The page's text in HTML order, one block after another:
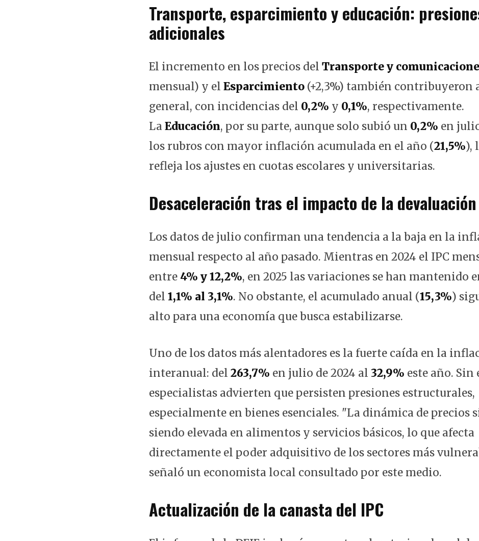
Transporte, esparcimiento y educación:
adicionales
El incremento en los precios del Transporte y
mensual) y el Esparcimiento (+2,3%) también contribuyeron
general, con incidencias del 0,2% y 0,1%, respectivamente.
LaEducación, por su parte, aunque solo subió un 0,2% en
los rubros con mayor inflación acumulada en el año (21,5%),
refleja los ajustes en cuotas escolares y universitarias.
Desaceleración tras el impacto de la devaluación
Los datos de julio confirman una tendencia a la baja en la
mensual respecto al año pasado. Mientras en 2024 el IPC
entre4% y 12,2%, en 2025 las variaciones se han mantenido
del 1,1% al 3,1%. No obstante, el acumulado anual (15,3%)
alto para una economía que busca estabilizarse.
Uno de los datos más alentadores es la fuerte caída en la
interanual: del 263,7% en julio de 2024 al 32,9% este año. Sin
especialistas advierten que persisten presiones estructurales,
especialmente en bienes esenciales. "La dinámica de precios
siendo elevada en alimentos y servicios básicos, lo que afecta
directamente el poder adquisitivo de los sectores más
señaló un economista local consultado por este medio.
Actualización de la canasta del IPC